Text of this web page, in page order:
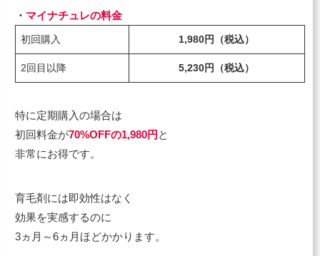
・ マイナチュレの料金
初回購入 1,980円 （税込）
2回目以降 5,230円 （税込）
特に定期購入の場合は
初回料金が70%OFFの1,980円 と
非常にお得です。
育毛剤には即効性はなく
効果を実感するのに
3ヵ月～6ヵ月ほどかかります。